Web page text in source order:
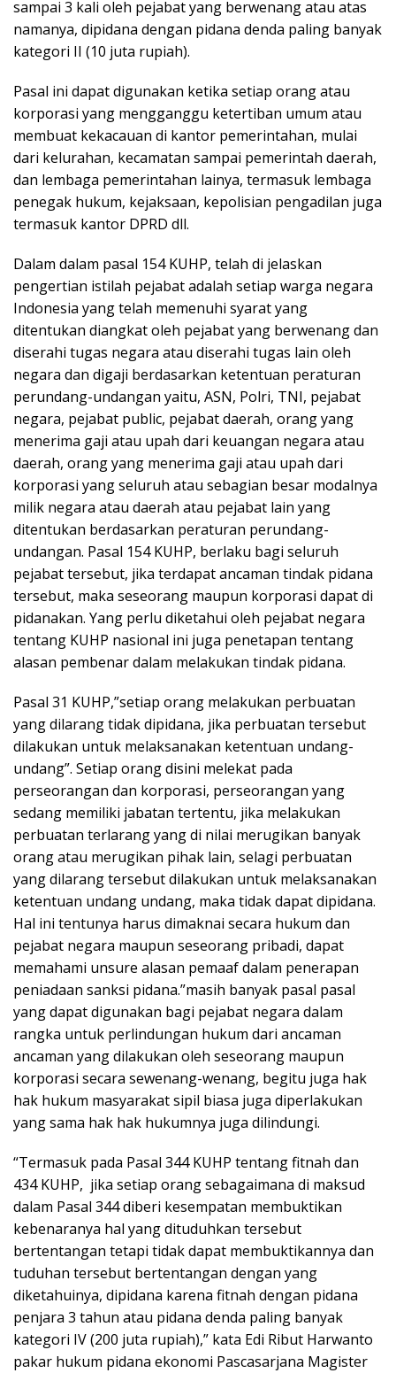
sampai 3 kali oleh pejabat yang berwenang atau atas
namanya, dipidana dengan pidana denda paling banyak
kategori II (10 juta rupiah).
Pasal ini dapat digunakan ketika setiap orang atau
korporasi yang mengganggu ketertiban umum atau
membuat kekacauan di kantor pemerintahan, mulai
dari kelurahan, kecamatan sampai pemerintah daerah,
dan lembaga pemerintahan lainya, termasuk lembaga
penegak hukum, kejaksaan, kepolisian pengadilan juga
termasuk kantor DPRD dll.
Dalam dalam pasal 154 KUHP, telah di jelaskan
pengertian istilah pejabat adalah setiap warga negara
Indonesia yang telah memenuhi syarat yang
ditentukan diangkat oleh pejabat yang berwenang dan
diserahi tugas negara atau diserahi tugas lain oleh
negara dan digaji berdasarkan ketentuan peraturan
perundang-undangan yaitu, ASN, Polri, TNI, pejabat
negara, pejabat public, pejabat daerah, orang yang
menerima gaji atau upah dari keuangan negara atau
daerah, orang yang menerima gaji atau upah dari
korporasi yang seluruh atau sebagian besar modalnya
milik negara atau daerah atau pejabat lain yang
ditentukan berdasarkan peraturan perundang-
undangan. Pasal 154 KUHP, berlaku bagi seluruh
pejabat tersebut, jika terdapat ancaman tindak pidana
tersebut, maka seseorang maupun korporasi dapat di
pidanakan. Yang perlu diketahui oleh pejabat negara
tentang KUHP nasional ini juga penetapan tentang
alasan pembenar dalam melakukan tindak pidana.
Pasal 31 KUHP,”setiap orang melakukan perbuatan
yang dilarang tidak dipidana, jika perbuatan tersebut
dilakukan untuk melaksanakan ketentuan undang-
undang”. Setiap orang disini melekat pada
perseorangan dan korporasi, perseorangan yang
sedang memiliki jabatan tertentu, jika melakukan
perbuatan terlarang yang di nilai merugikan banyak
orang atau merugikan pihak lain, selagi perbuatan
yang dilarang tersebut dilakukan untuk melaksanakan
ketentuan undang undang, maka tidak dapat dipidana.
Hal ini tentunya harus dimaknai secara hukum dan
pejabat negara maupun seseorang pribadi, dapat
memahami unsure alasan pemaaf dalam penerapan
peniadaan sanksi pidana.”masih banyak pasal pasal
yang dapat digunakan bagi pejabat negara dalam
rangka untuk perlindungan hukum dari ancaman
ancaman yang dilakukan oleh seseorang maupun
korporasi secara sewenang-wenang, begitu juga hak
hak hukum masyarakat sipil biasa juga diperlakukan
yang sama hak hak hukumnya juga dilindungi.
“Termasuk pada Pasal 344 KUHP tentang fitnah dan
434 KUHP, jika setiap orang sebagaimana di maksud
dalam Pasal 344 diberi kesempatan membuktikan
kebenaranya hal yang dituduhkan tersebut
bertentangan tetapi tidak dapat membuktikannya dan
tuduhan tersebut bertentangan dengan yang
diketahuinya, dipidana karena fitnah dengan pidana
penjara 3 tahun atau pidana denda paling banyak
kategori IV (200 juta rupiah),” kata Edi Ribut Harwanto
pakar hukum pidana ekonomi Pascasarjana Magister